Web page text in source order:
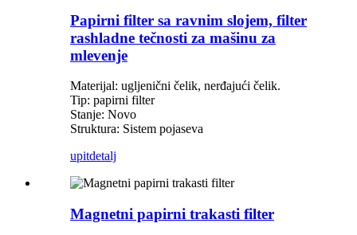
Papirni filter sa ravnim slojem, filter
rashladne tečnosti za mašinu za
mlevenje
Materijal: ugljenični čelik, nerđajući čelik.
Tip: papirni filter
Stanje: Novo
Struktura: Sistem pojaseva
upitdetalj
Magnetni papirni trakasti filter